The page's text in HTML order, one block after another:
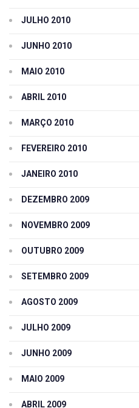
JULHO 2010
JUNHO 2010
MAIO 2010
ABRIL 2010
MARÇO 2010
FEVEREIRO 2010
JANEIRO 2010
DEZEMBRO 2009
NOVEMBRO 2009
OUTUBRO 2009
SETEMBRO 2009
AGOSTO 2009
JULHO 2009
JUNHO 2009
MAIO 2009
ABRIL 2009